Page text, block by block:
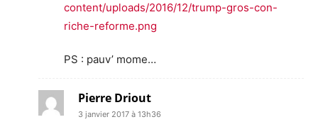
content/uploads/2016/12/trump-gros-con-
riche-reforme.png
PS : pauv’ mome…
Pierre Driout
3 janvier 2017 à 13h36